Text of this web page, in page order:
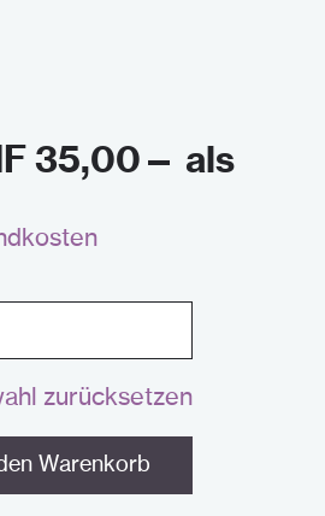
35,00— als
zurücksetzen
Warenkorb